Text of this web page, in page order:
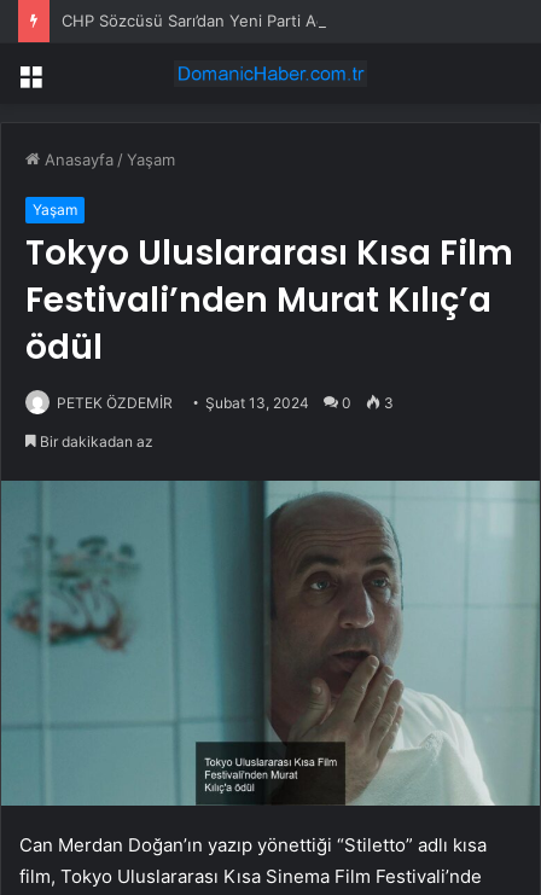
Menü
Anasayfa /Yaşam
Yaşam
Tokyo Uluslararası Kısa Film
Festivali’nden Murat Kılıç’a
ödül
PETEK ÖZDEMİR Şubat 13, 2024 0 3
Bir dakikadan az
Can Merdan Doğan’ın yazıp yönettiği “Stiletto” adlı kısa
film, Tokyo Uluslararası Kısa Sinema Film Festivali’nde